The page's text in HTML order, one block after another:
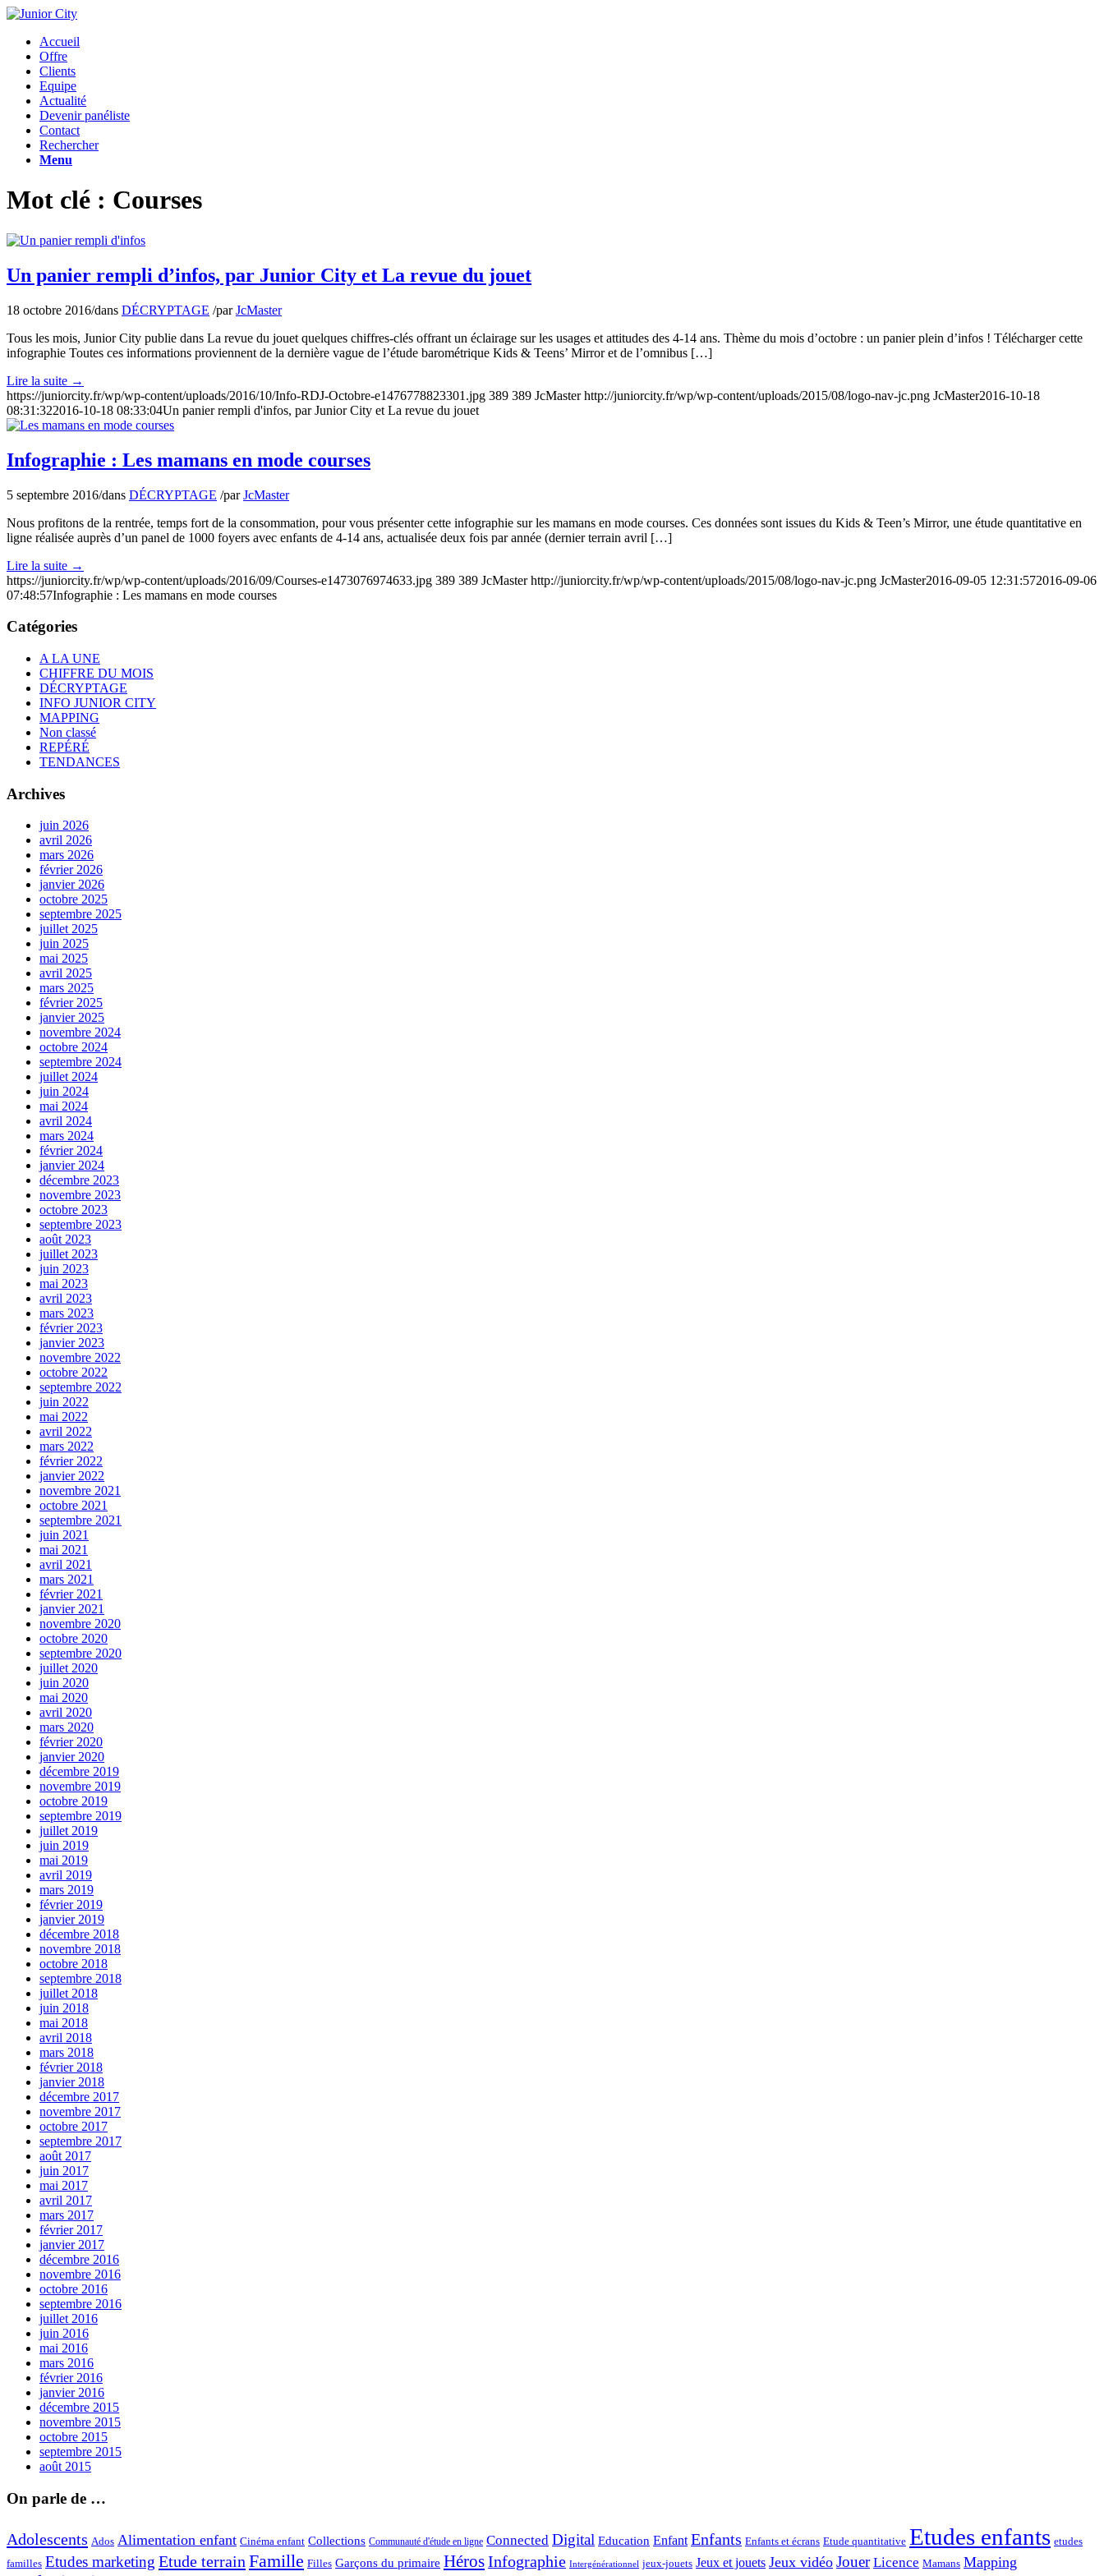
Accueil
Offre
Clients
Equipe
Actualité
Devenir panéliste
Contact
Rechercher
Menu
Mot clé : Courses
Un panier rempli d’infos, par Junior City et La revue du jouet
18 octobre 2016/dans DÉCRYPTAGE /parJcMaster
Tous les mois, Junior City publie dans La revue du jouet quelques chiffres-clés offrant un éclairage sur les usages et attitudes des 4-14 ans. Thème du mois d’octobre : un panier plein d’infos ! Télécharger cette
infographie Toutes ces informations proviennent de la dernière vague de l’étude barométrique Kids & Teens’ Mirror et de l’omnibus […]
Lire la suite →
https://juniorcity.fr/wp/wp-content/uploads/2016/10/Info-RDJ-Octobre-e1476778823301.jpg 389 389 JcMaster http://juniorcity.fr/wp/wp-content/uploads/2015/08/logo-nav-jc.png JcMaster2016-10-18
08:31:322016-10-18 08:33:04Un panier rempli d'infos, par Junior City et La revue du jouet
Infographie : Les mamans en mode courses
5 septembre 2016/dans DÉCRYPTAGE /parJcMaster
Nous profitons de la rentrée, temps fort de la consommation, pour vous présenter cette infographie sur les mamans en mode courses. Ces données sont issues du Kids & Teen’s Mirror, une étude quantitative en
ligne réalisée auprès d’un panel de 1000 foyers avec enfants de 4-14 ans, actualisée deux fois par année (dernier terrain avril […]
Lire la suite →
https://juniorcity.fr/wp/wp-content/uploads/2016/09/Courses-e1473076974633.jpg 389 389 JcMaster http://juniorcity.fr/wp/wp-content/uploads/2015/08/logo-nav-jc.png JcMaster2016-09-05 12:31:572016-09-06
07:48:57Infographie : Les mamans en mode courses
Catégories
A LA UNE
CHIFFRE DU MOIS
DÉCRYPTAGE
INFO JUNIOR CITY
MAPPING
Non classé
REPÉRÉ
TENDANCES
Archives
juin 2026
avril 2026
mars 2026
février 2026
janvier 2026
octobre 2025
septembre 2025
juillet 2025
juin 2025
mai 2025
avril 2025
mars 2025
février 2025
janvier 2025
novembre 2024
octobre 2024
septembre 2024
juillet 2024
juin 2024
mai 2024
avril 2024
mars 2024
février 2024
janvier 2024
décembre 2023
novembre 2023
octobre 2023
septembre 2023
août 2023
juillet 2023
juin 2023
mai 2023
avril 2023
mars 2023
février 2023
janvier 2023
novembre 2022
octobre 2022
septembre 2022
juin 2022
mai 2022
avril 2022
mars 2022
février 2022
janvier 2022
novembre 2021
octobre 2021
septembre 2021
juin 2021
mai 2021
avril 2021
mars 2021
février 2021
janvier 2021
novembre 2020
octobre 2020
septembre 2020
juillet 2020
juin 2020
mai 2020
avril 2020
mars 2020
février 2020
janvier 2020
décembre 2019
novembre 2019
octobre 2019
septembre 2019
juillet 2019
juin 2019
mai 2019
avril 2019
mars 2019
février 2019
janvier 2019
décembre 2018
novembre 2018
octobre 2018
septembre 2018
juillet 2018
juin 2018
mai 2018
avril 2018
mars 2018
février 2018
janvier 2018
décembre 2017
novembre 2017
octobre 2017
septembre 2017
août 2017
juin 2017
mai 2017
avril 2017
mars 2017
février 2017
janvier 2017
décembre 2016
novembre 2016
octobre 2016
septembre 2016
juillet 2016
juin 2016
mai 2016
mars 2016
février 2016
janvier 2016
décembre 2015
novembre 2015
octobre 2015
septembre 2015
août 2015
On parle de …
Adolescents Ados Alimentation enfant Cinéma enfant Collections Communauté d'étude en ligne Connected Digital Education Enfant Enfants Enfants et écrans Etude quantitative Etudes enfants etudes
familles Etudes marketing Etude terrain Famille Filles Garçons du primaire HérosInfographie Intergénérationnel jeux-jouets Jeux et jouets Jeux vidéo Jouer Licence Mamans Mapping